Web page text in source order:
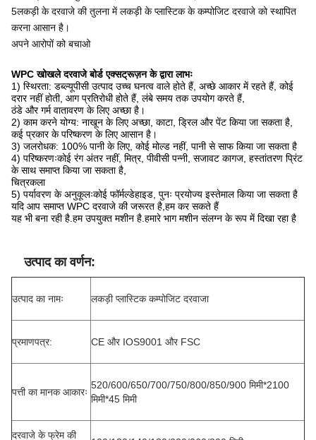
5लकड़ी के दरवाजे की तुलना में लकड़ी के प्लास्टिक के कम्पोजिट दरवाजे को स्थापित
करना आसान है।
अपने आरोपों को बचाओ
WPC खोखले दरवाजे बोर्ड एक्सट्रूज़न के द्वारा लाभः
1) स्थिरता: डब्ल्यूपीसी उत्पाद उच्च घनत्व वाले होते हैं, अच्छे आकार में रहते हैं, कोई
दरार नहीं होती, आग प्रतिरोधी होते हैं, लंबे समय तक उपयोग करते हैं,
ठंडे और गर्म वातावरण के लिए अच्छा है।
2) काम करने योग्य: नाखून के लिए अच्छा, काटा, ड्रिल और पेंट किया जा सकता है,
कई प्रकार के परिष्करण के लिए आसान है।
3) जलरोधक: 100% पानी के लिए, कोई मोल्ड नहीं, पानी से साफ किया जा सकता है
4) परिष्करणःकोई रंग अंतर नहीं, मित्र, पीवीसी पन्नी, सजावट कागज, हस्तांतरण प्रिंट
के साथ समाप्त किया जा सकता है,
चित्रकला
5) पर्यावरण के अनुकूलःकोई फॉर्मल्डेहाइड, पुनः प्रयोज्य इस्तेमाल किया जा सकता है
यदि आप समाप्त WPC दरवाजे की जरूरत है,हम कर सकते हैं
यह भी बना रही है.हम उपयुक्त मशीन है.हमारे भाग मशीन संलग्न के रूप में दिखा रहा है
उत्पाद का वर्णन:
उत्पाद का नामः लकड़ी प्लास्टिक कम्पोजिट दरवाजा
प्रमाणपत्र: CE और IOS9001 और FSC
पत्ती का मानक आकारः
520/600/650/700/750/800/850/900 मिमी*2100
मिमी*45 मिमी
दरवाजे के फ्रेम की